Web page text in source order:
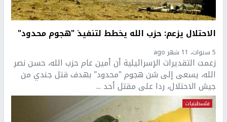
الاحتلال يزعم: حزب الله يخطط لتنفيذ "هجوم محدود"
5 سنوات، 11 شهر ago
زعمت التقديرات الإسرائيلية أن أمين عام حزب الله، حسن نصر
الله، يسعى إلى شن هجوم "محدود" بهدف قتل جندي من
جيش الاحتلال، ردا على مقتل أحد ...
فلسطينيات